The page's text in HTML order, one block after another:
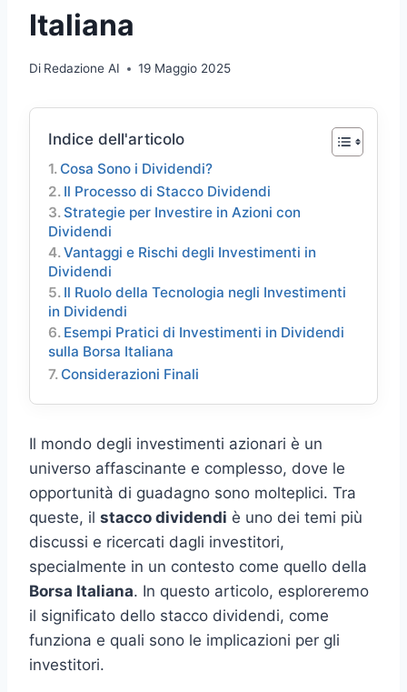
Italiana
Di Redazione AI 19 Maggio 2025
Indice dell'articolo
Cosa Sono i Dividendi?
Il Processo di Stacco Dividendi
Strategie per Investire in Azioni con
Dividendi
Vantaggi e Rischi degli Investimenti in
Dividendi
Il Ruolo della Tecnologia negli Investimenti
in Dividendi
Esempi Pratici di Investimenti in Dividendi
sulla Borsa Italiana
Considerazioni Finali
Il mondo degli investimenti azionari è un
universo affascinante e complesso, dove le
opportunità di guadagno sono molteplici. Tra
queste, il stacco dividendi è uno dei temi più
discussi e ricercati dagli investitori,
specialmente in un contesto come quello della
Borsa Italiana. In questo articolo, esploreremo
il significato dello stacco dividendi, come
funziona e quali sono le implicazioni per gli
investitori.